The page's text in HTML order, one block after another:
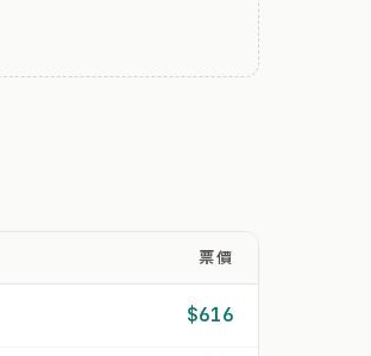
票價
$616